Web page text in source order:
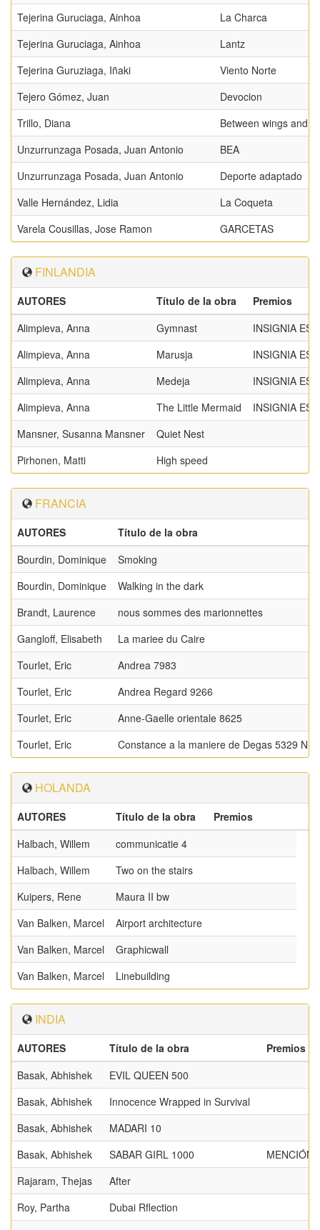
Tejerina Guruciaga, Ainhoa
La Charca
Tejerina Guruciaga, Ainhoa
Lantz
Tejerina Guruziaga, Iñaki
Viento Norte
Tejero Gómez, Juan
Devocion
Trillo, Diana
Between wings and
Unzurrunzaga Posada, Juan Antonio
BEA
Unzurrunzaga Posada, Juan Antonio
Deporte adaptado
Valle Hernández, Lidia
La Coqueta
Varela Cousillas, Jose Ramon
GARCETAS
FINLANDIA
AUTORES Título de la obra
Premios
Alimpieva, Anna
Gymnast
INSIGNIA
Alimpieva, Anna
Marusja
INSIGNIA
Alimpieva, Anna
Medeja
INSIGNIA
Alimpieva, Anna
The Little Mermaid
INSIGNIA
Mansner, Susanna Mansner
Quiet Nest
Pirhonen, Matti
High speed
FRANCIA
AUTORES
Título de la obra
Bourdin, Dominique
Smoking
Bourdin, Dominique
Walking in the dark
Brandt, Laurence
nous sommes des marionnettes
Gangloff, Elisabeth
La mariee du Caire
Tourlet, Eric
Andrea 7983
Tourlet, Eric
Andrea Regard 9266
Tourlet, Eric
Anne-Gaelle orientale 8625
Tourlet, Eric
Constance a la maniere de Degas 5329 NB
HOLANDA
AUTORES Título de la obra
Premios
Halbach, Willem
communicatie 4
Halbach, Willem
Two on the stairs
Kuipers, Rene
Maura II bw
Van Balken, Marcel
Airport architecture
Van Balken, Marcel
Graphicwall
Van Balken, Marcel
Linebuilding
INDIA
AUTORES Título de la obra
Premios
Basak, Abhishek
EVIL QUEEN 500
Basak, Abhishek
Innocence Wrapped in Survival
Basak, Abhishek
MADARI 10
Basak, Abhishek
SABAR GIRL 1000
MENCIÓN
Rajaram, Thejas
After
Roy, Partha
Dubai Rflection